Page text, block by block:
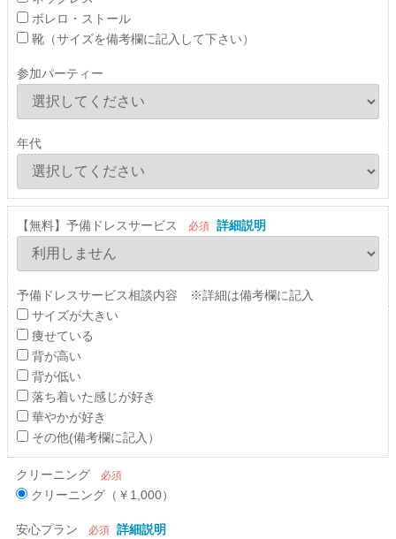
ボレロ・ストール
靴（サイズを備考欄に記入して下さい）
参加パーティー
年代
【無料】予備ドレスサービス 必須 詳細説明
予備ドレスサービス相談内容 ※詳細は備考欄に記入
サイズが大きい
痩せている
背が高い
背が低い
落ち着いた感じが好き
華やかが好き
その他(備考欄に記入）
クリーニング 必須
クリーニング（￥1,000）
安心プラン 必須 詳細説明